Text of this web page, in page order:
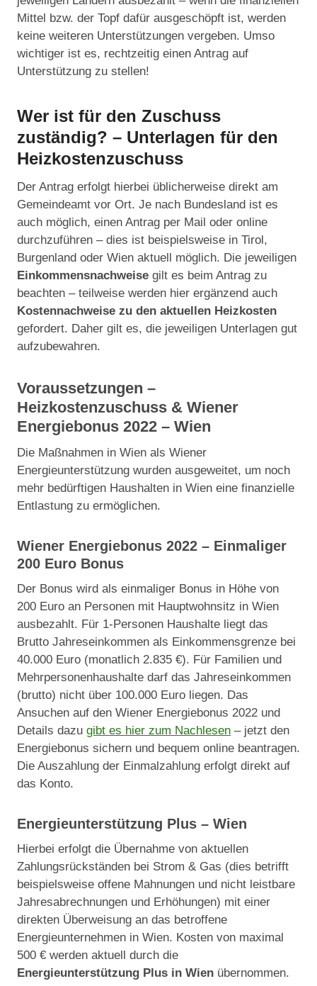
Mittel bzw. der Topf dafür ausgeschöpft ist, werden
keine weiteren Unterstützungen vergeben. Umso
wichtiger ist es, rechtzeitig einen Antrag auf
Unterstützung zu stellen!
Wer ist für den Zuschuss
zuständig? – Unterlagen für den
Heizkostenzuschuss
Der Antrag erfolgt hierbei üblicherweise direkt am
Gemeindeamt vor Ort. Je nach Bundesland ist es
auch möglich, einen Antrag per Mail oder online
durchzuführen – dies ist beispielsweise in Tirol,
Burgenland oder Wien aktuell möglich. Die jeweiligen
Einkommensnachweise gilt es beim Antrag zu
beachten – teilweise werden hier ergänzend auch
Kostennachweise zu den aktuellen Heizkosten
gefordert. Daher gilt es, die jeweiligen Unterlagen gut
aufzubewahren.
Voraussetzungen –
Heizkostenzuschuss & Wiener
Energiebonus 2022 – Wien
Die Maßnahmen in Wien als Wiener
Energieunterstützung wurden ausgeweitet, um noch
mehr bedürftigen Haushalten in Wien eine finanzielle
Entlastung zu ermöglichen.
Wiener Energiebonus 2022 – Einmaliger
200 Euro Bonus
Der Bonus wird als einmaliger Bonus in Höhe von
200 Euro an Personen mit Hauptwohnsitz in Wien
ausbezahlt. Für 1-Personen Haushalte liegt das
Brutto Jahreseinkommen als Einkommensgrenze bei
40.000 Euro (monatlich 2.835 €). Für Familien und
Mehrpersonenhaushalte darf das Jahreseinkommen
(brutto) nicht über 100.000 Euro liegen. Das
Ansuchen auf den Wiener Energiebonus 2022 und
Details dazu gibt es hier zum Nachlesen – jetzt den
Energiebonus sichern und bequem online beantragen.
Die Auszahlung der Einmalzahlung erfolgt direkt auf
das Konto.
Energieunterstützung Plus – Wien
Hierbei erfolgt die Übernahme von aktuellen
Zahlungsrückständen bei Strom & Gas (dies betrifft
beispielsweise offene Mahnungen und nicht leistbare
Jahresabrechnungen und Erhöhungen) mit einer
direkten Überweisung an das betroffene
Energieunternehmen in Wien. Kosten von maximal
500 € werden aktuell durch die
Energieunterstützung Plus in Wien übernommen.